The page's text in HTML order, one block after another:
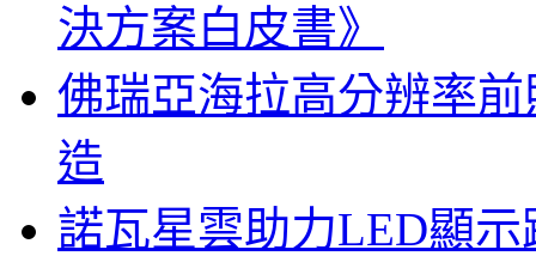
決方案白皮書》
佛瑞亞海拉高分辨率
造
諾瓦星雲助力LED顯